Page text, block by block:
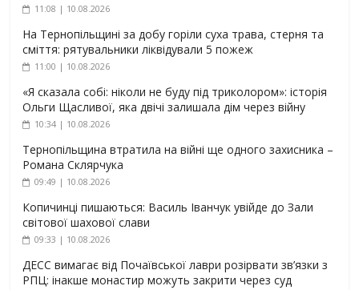
11:08 | 10.08.2026
На Тернопільщині за добу горіли суха трава, стерня та
сміття: рятувальники ліквідували 5 пожеж
11:00 | 10.08.2026
«Я сказала собі: ніколи не буду під триколором»: історія
Ольги Щасливої, яка двічі залишала дім через війну
10:34 | 10.08.2026
Тернопільщина втратила на війні ще одного захисника –
Романа Склярчука
09:49 | 10.08.2026
Копичинці пишаються: Василь Іванчук увійде до Зали
світової шахової слави
09:33 | 10.08.2026
ДЕСС вимагає від Почаївської лаври розірвати зв’язки з
РПЦ: інакше монастир можуть закрити через суд